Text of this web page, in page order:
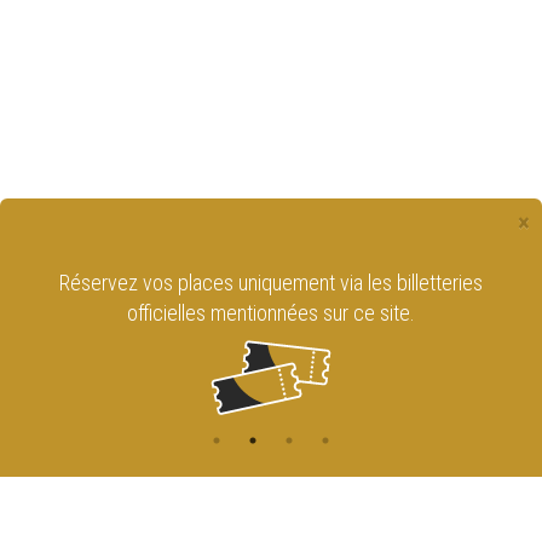
×
Réservez vos places uniquement via les billetteries
officielles mentionnées sur ce site.